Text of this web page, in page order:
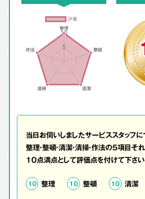
当日お伺いしましたサービススタッフに
整理・整頓・清潔・清掃・作法の5項目そ
10点満点として評価点を付けて下さい
10 整理 10 整頓 10 清潔